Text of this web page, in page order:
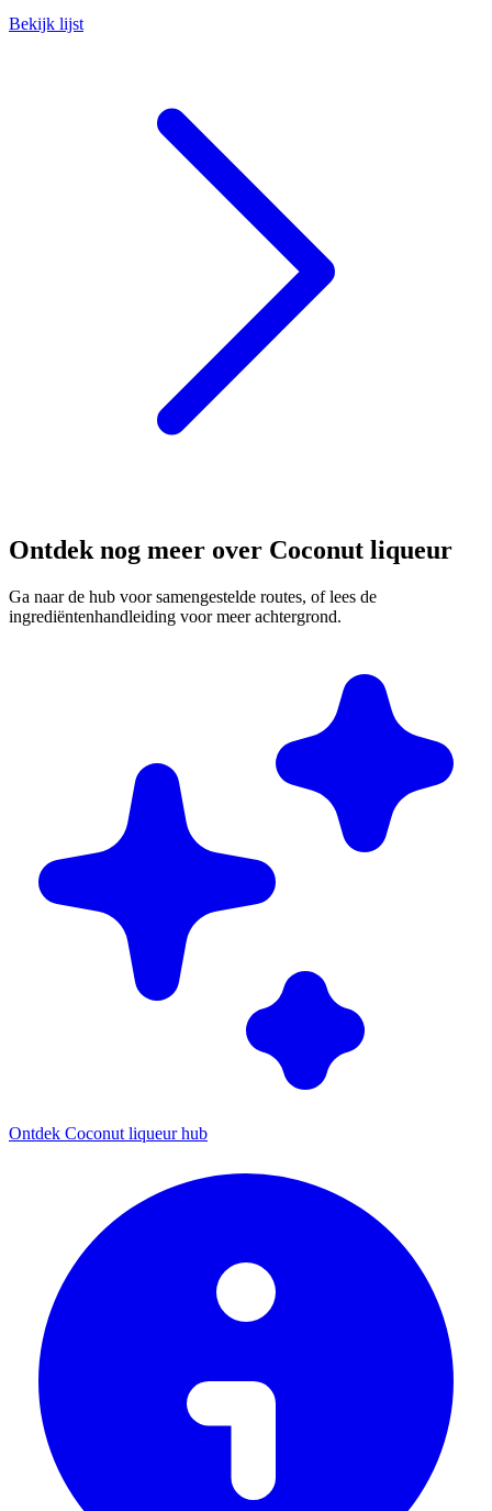
Bekijk lijst
Ontdek nog meer over Coconut liqueur
Ga naar de hub voor samengestelde routes, of lees de
ingrediëntenhandleiding voor meer achtergrond.
Ontdek Coconut liqueur hub